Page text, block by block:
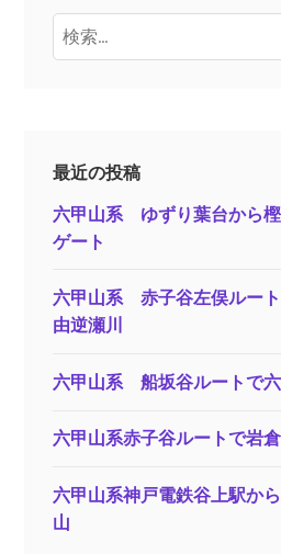
検
索:
最近の投稿
六甲山系 ゆずり葉台から
ゲート
六甲山系 赤子谷左俣ルー
由逆瀬川
六甲山系 船坂谷ルートで
六甲山系赤子谷ルートで岩
六甲山系神戸電鉄谷上駅か
山